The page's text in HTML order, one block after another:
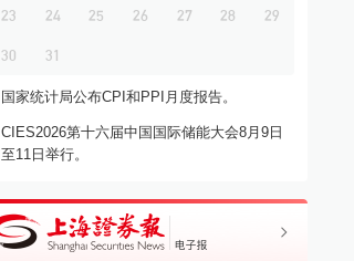
23 24 25 26 27 28 29
30 31
国家统计局公布CPI和PPI月度报告。
CIES2026第十六届中国国际储能大会8月9日
至11日举行。